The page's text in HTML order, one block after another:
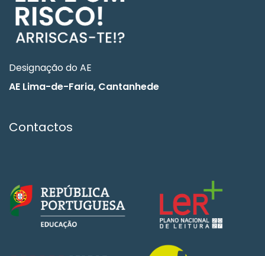
Designação do AE
AE Lima-de-Faria, Cantanhede
Contactos